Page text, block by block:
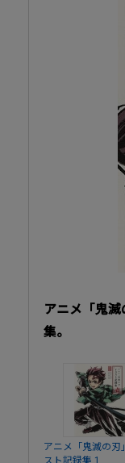
アニメ「鬼
集。
アニメ「鬼滅の刃
スト記録集 1